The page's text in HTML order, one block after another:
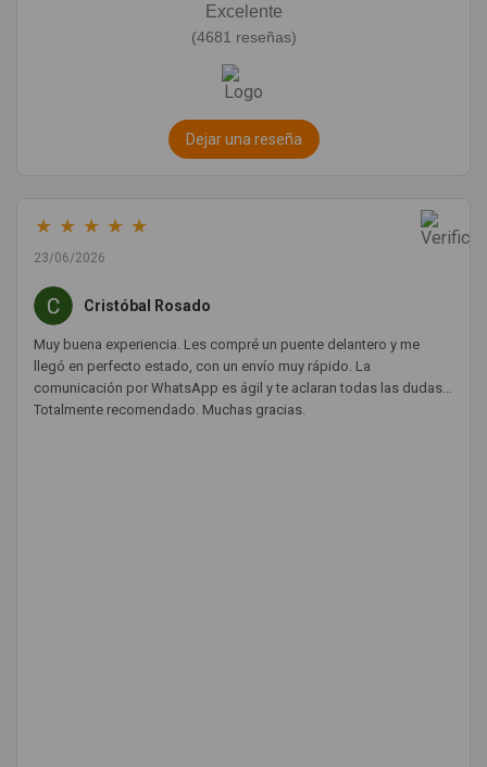
Excelente
(4681 reseñas)
Dejar una reseña
★ ★ ★ ★ ★
23/06/2026
Cristóbal Rosado
Muy buena experiencia. Les compré un puente delantero y me
llegó en perfecto estado, con un envío muy rápido. La
comunicación por WhatsApp es ágil y te aclaran todas las dudas.
Totalmente recomendado. Muchas gracias.